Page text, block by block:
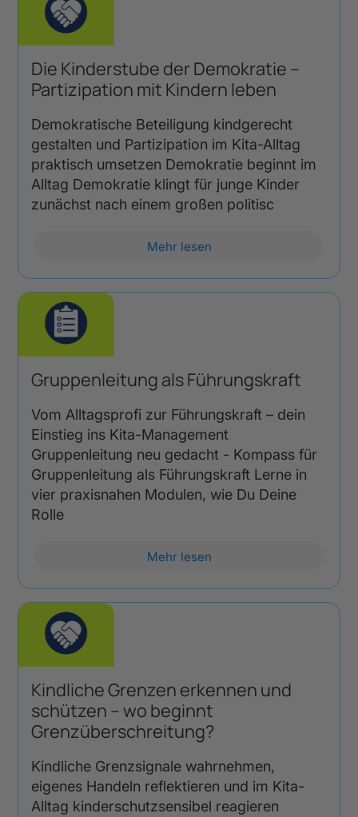
Die Kinderstube der Demokratie –
Partizipation mit Kindern leben
Demokratische Beteiligung kindgerecht
gestalten und Partizipation im Kita-Alltag
praktisch umsetzen Demokratie beginnt im
Alltag Demokratie klingt für junge Kinder
zunächst nach einem großen politisc
Mehr lesen
Gruppenleitung als Führungskraft
Vom Alltagsprofi zur Führungskraft – dein
Einstieg ins Kita-Management
Gruppenleitung neu gedacht - Kompass für
Gruppenleitung als Führungskraft Lerne in
vier praxisnahen Modulen, wie Du Deine
Rolle
Mehr lesen
Kindliche Grenzen erkennen und
schützen – wo beginnt
Grenzüberschreitung?
Kindliche Grenzsignale wahrnehmen,
eigenes Handeln reflektieren und im Kita-
Alltag kinderschutzsensibel reagieren